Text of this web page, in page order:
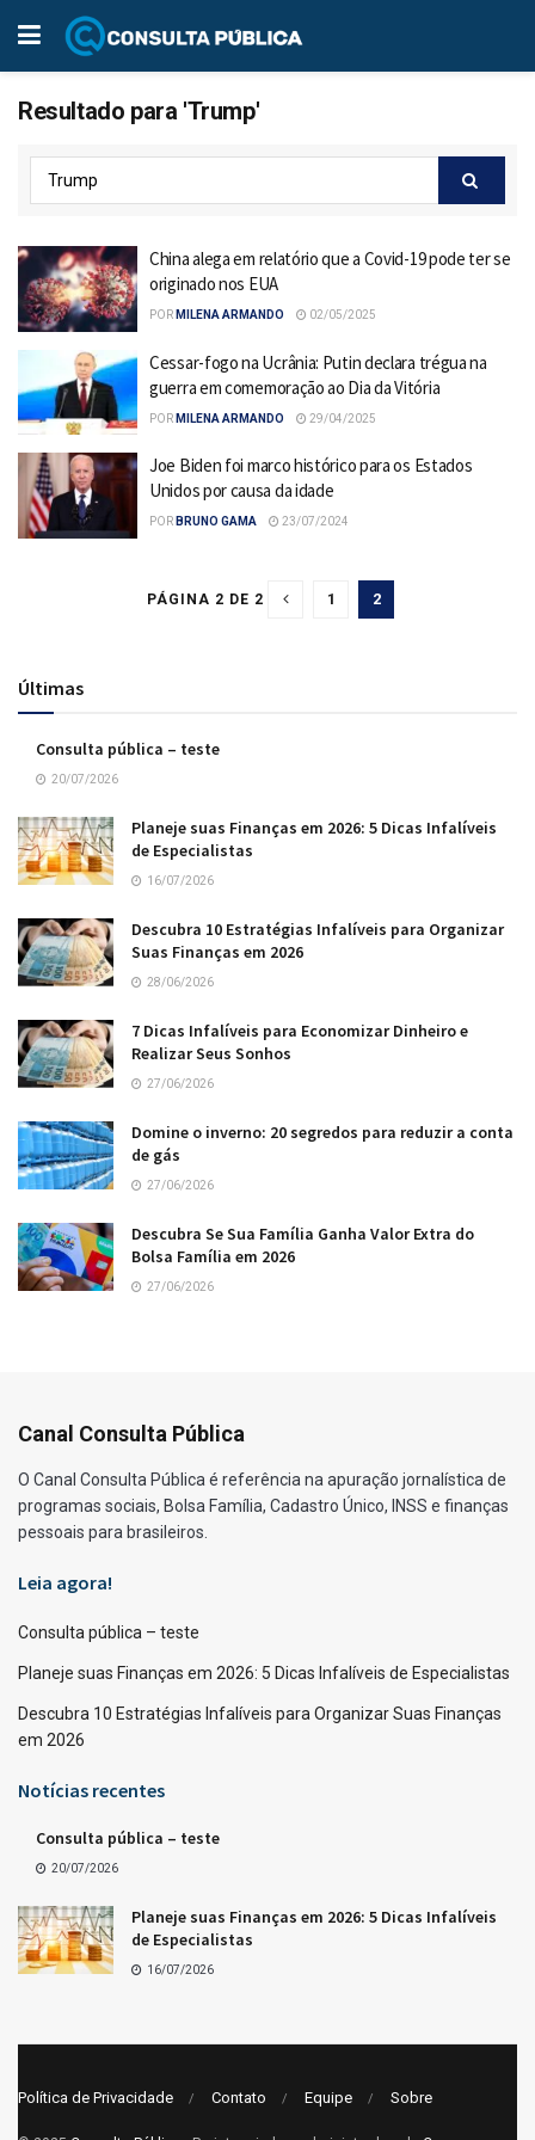
Resultado para 'Trump'
China alega em relatório que a Covid-19 pode ter se
originado nos EUA
POR MILENA ARMANDO 02/05/2025
Cessar-fogo na Ucrânia: Putin declara trégua na
guerra em comemoração ao Dia da Vitória
POR MILENA ARMANDO 29/04/2025
Joe Biden foi marco histórico para os Estados
Unidos por causa da idade
POR BRUNO GAMA 23/07/2024
PÁGINA 2 DE 2 1 2
Últimas
Consulta pública – teste
20/07/2026
Planeje suas Finanças em 2026: 5 Dicas Infalíveis
de Especialistas
16/07/2026
Descubra 10 Estratégias Infalíveis para Organizar
Suas Finanças em 2026
28/06/2026
7 Dicas Infalíveis para Economizar Dinheiro e
Realizar Seus Sonhos
27/06/2026
Domine o inverno: 20 segredos para reduzir a conta
de gás
27/06/2026
Descubra Se Sua Família Ganha Valor Extra do
Bolsa Família em 2026
27/06/2026
Canal Consulta Pública
O Canal Consulta Pública é referência na apuração jornalística de
programas sociais, Bolsa Família, Cadastro Único, INSS e finanças
pessoais para brasileiros.
Leia agora!
Consulta pública – teste
Planeje suas Finanças em 2026: 5 Dicas Infalíveis de Especialistas
Descubra 10 Estratégias Infalíveis para Organizar Suas Finanças
em 2026
Notícias recentes
Consulta pública – teste
20/07/2026
Planeje suas Finanças em 2026: 5 Dicas Infalíveis
de Especialistas
16/07/2026
Política de Privacidade Contato Equipe Sobre